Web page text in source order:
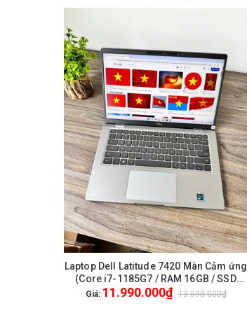
GIỎ HÀNG
Laptop Dell Latitude 7420 Màn Cảm ứng
(Core i7-1185G7 / RAM 16GB / SSD
256GB / 14 inch FullHD Cảm ứng) / WL +
Giá: 11.990.000₫ 13.590.000₫